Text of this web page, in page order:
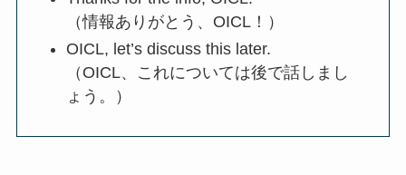
（情報ありがとう、OICL！）
OICL, let’s discuss this later.
（OICL、これについては後で話しまし
ょう。）